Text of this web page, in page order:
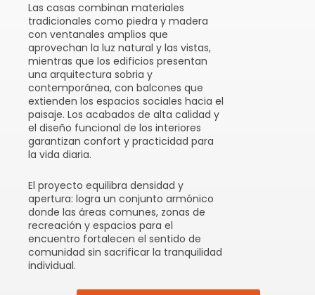
Las casas combinan materiales
tradicionales como piedra y madera
con ventanales amplios que
aprovechan la luz natural y las vistas,
mientras que los edificios presentan
una arquitectura sobria y
contemporánea, con balcones que
extienden los espacios sociales hacia el
paisaje. Los acabados de alta calidad y
el diseño funcional de los interiores
garantizan confort y practicidad para
la vida diaria.
El proyecto equilibra densidad y
apertura: logra un conjunto armónico
donde las áreas comunes, zonas de
recreación y espacios para el
encuentro fortalecen el sentido de
comunidad sin sacrificar la tranquilidad
individual.